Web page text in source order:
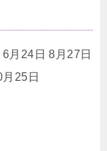
月24日 8月27日
25日